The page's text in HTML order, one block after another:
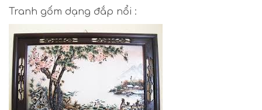
Tranh gốm dạng đắp nổi :